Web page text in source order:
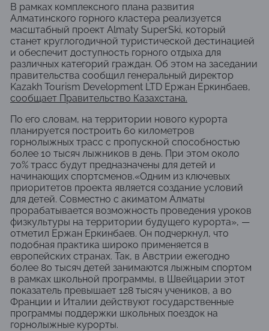
В рамках комплексного плана развития
Алматинского горного кластера реализуется
масштабный проект Almaty SuperSki, который
станет круглогодичной туристической дестинацией
и обеспечит доступность горного отдыха для
различных категорий граждан. Об этом на заседании
правительства сообщил генеральный директор
Kazakh Tourism Development LTD Ержан Еркинбаев,
сообщает Правительство Казахстана.
По его словам, на территории нового курорта
планируется построить 60 километров
горнолыжных трасс с пропускной способностью
более 10 тысяч лыжников в день. При этом около
70% трасс будут предназначены для детей и
начинающих спортсменов.«Одним из ключевых
приоритетов проекта является создание условий
для детей. Совместно с акиматом Алматы
прорабатывается возможность проведения уроков
физкультуры на территории будущего курорта», —
отметил Ержан Еркинбаев. Он подчеркнул, что
подобная практика широко применяется в
европейских странах. Так, в Австрии ежегодно
более 80 тысяч детей занимаются лыжным спортом
в рамках школьной программы, в Швейцарии этот
показатель превышает 128 тысяч учеников, а во
Франции и Италии действуют государственные
программы поддержки школьных поездок на
горнолыжные курорты.